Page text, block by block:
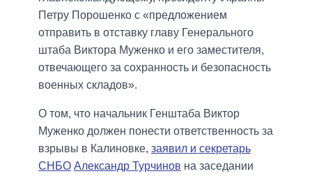
Петру Порошенко с «предложением
отправить в отставку главу Генерального
штаба Виктора Муженко и его заместителя,
отвечающего за сохранность и безопасность
военных складов».
О том, что начальник Генштаба Виктор
Муженко должен понести ответственность за
взрывы в Калиновке, заявил и секретарь
СНБО Александр Турчинов на заседании